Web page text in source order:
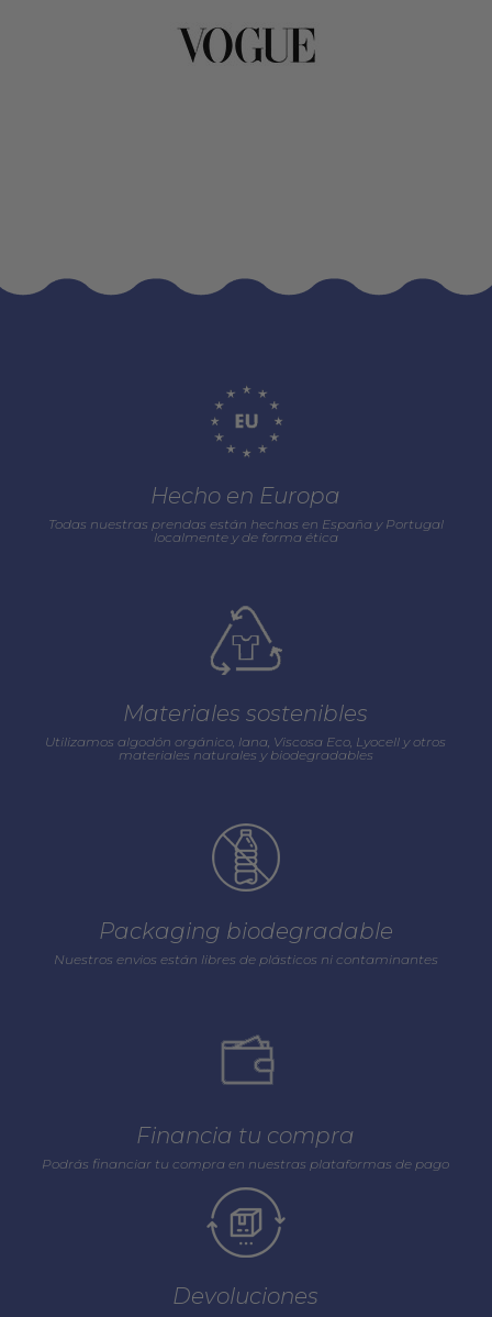
Hecho en Europa
Todas nuestras prendas están hechas en España y Portugal
localmente y de forma ética
Materiales sostenibles
Utilizamos algodón orgánico, lana, Viscosa Eco, Lyocell y otros
materiales naturales y biodegradables
Packaging biodegradable
Nuestros envios están libres de plásticos ni contaminantes
Financia tu compra
Podrás financiar tu compra en nuestras plataformas de pago
Devoluciones